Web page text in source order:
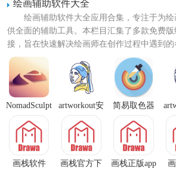
笔、马克笔、水彩笔等，每种笔刷都有
时支持图层管理，方便用户分层绘制和
具备压力感应功能（需设备兼容），可
现不同线条粗细变化。
4. 多人协作创作：内置多人模式，用户
人共同绘制同一幅作品，增加绘画的社
灵感。在多人模式下，参与者能实时看
相互交流、协作，完成更具创意的作品。
5. 社区互动与分享：软件设有社区画廊
绘画辅助软件大全
绘画辅助软件大全应用合集，专注于为
供全面的辅助工具。本栏目汇集了多款免费
接，旨在快速解决绘画师在创作过程中遇到
者还是绘画大师，都能在这里...
NomadSculpt
artworkout安
简易取色器
画栈软件
画栈官方下
画栈正版app